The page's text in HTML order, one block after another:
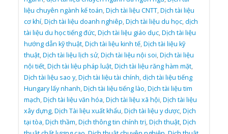
liệu chuyên ngành kế toán,Dịch tài liệu CNTT,Dịch tài liệu
cơ khí,Dịch tài liệu doanh nghiêp,Dịch tài liệu du học,dịch
tài liệu du học tiếng đức,Dịch tài liệu giáo dục,Dịch tài liệu
hướng dẫn kỹ thuật,Dịch tài liệu kinh tế,Dịch tài liệu kỹ
thuật,Dịch tài liệu lịch sử,Dịch tài liệu nội soi,Dịch tài liệu
nội tiết,Dịch tài liệu pháp luật,Dịch tài liệu răng hàm mặt,
Dịch tài liệu sao y,Dịch tài liệu tài chính,dịch tài liệu tiếng
Hungary lấy nhanh,Dịch tài liệu tiếng lào,Dịch tài liệu tim
mạch,Dịch tài liệu văn hóa,Dịch tài liệu xã hội,Dịch tài liệu
xây dựng,Dịch Tài liệu xuất khẩu,Dịch tài liệu y dược,Dịch
tại tòa,Dịch thầm,Dịch thông tin chính trị,Dịch thuật,Dịch